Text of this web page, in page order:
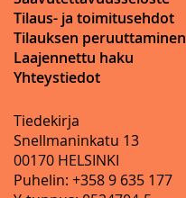
Tilaus- ja toimitusehdot
Tilauksen peruuttaminen
Laajennettu haku
Yhteystiedot
Tiedekirja
Snellmaninkatu 13
00170 HELSINKI
Puhelin: +358 9 635 177